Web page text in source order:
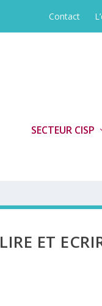
Contact
SECTEUR CISP
LIRE ET